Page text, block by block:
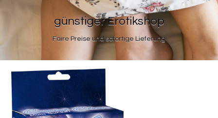
günstiger Erotikshop
Faire Preise und sofortige Lieferung